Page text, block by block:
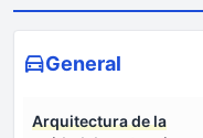
General
Arquitectura de la